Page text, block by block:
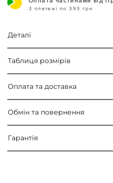
3 платежі по 393 грн
Деталі
Таблиця розмірів
Оплата та доставка
Обмін та повернення
Гарантія